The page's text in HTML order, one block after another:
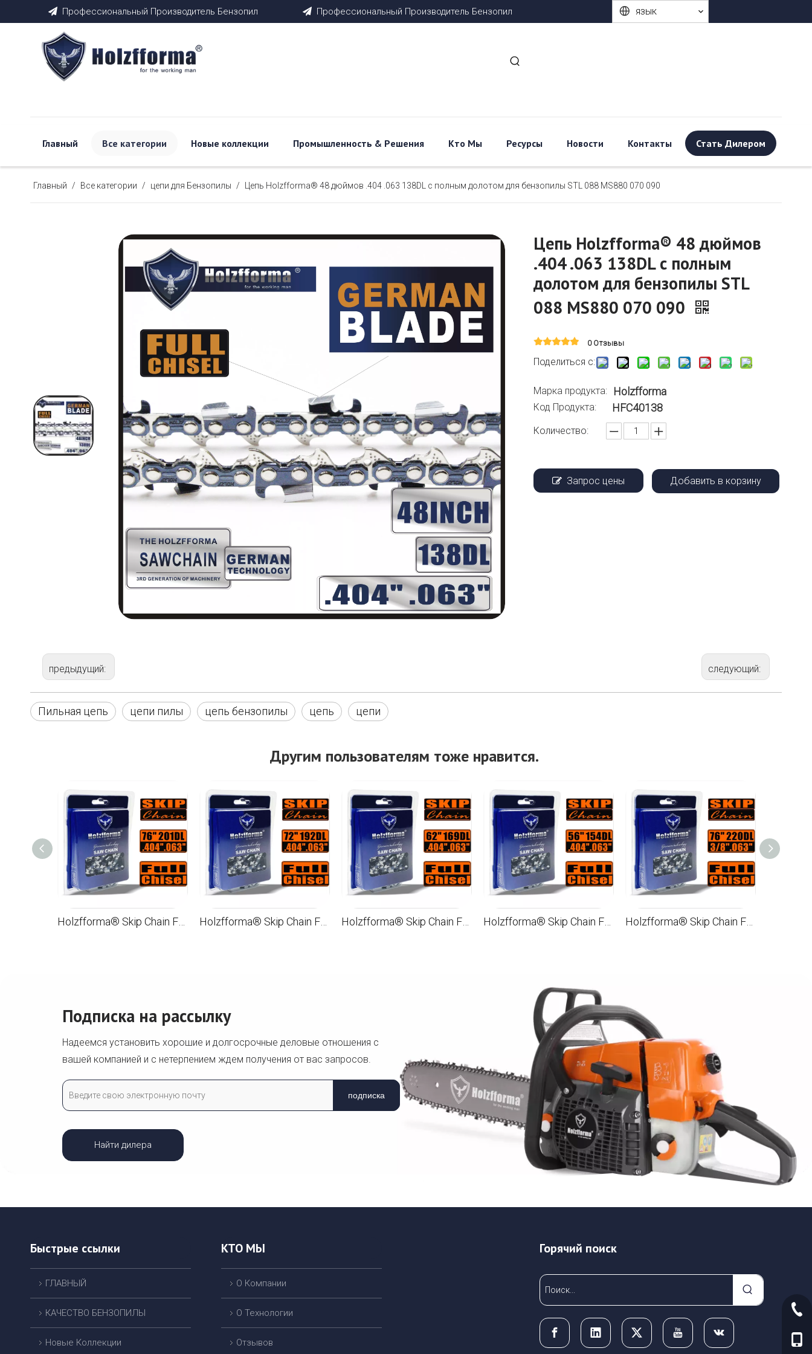
Профессиональный Производитель Бензопил Профессиональный Производитель Бензопил язык
Главный Все категории Новые коллекции Промышленность & Pешения Кто Мы Ресурсы Новости Контакты Стать Дилером
Главный / Все категории / цепи для Бензопилы / Цепь Holzfforma® 48 дюймов .404 .063 138DL с полным долотом для бензопилы STL 088 MS880 070 090
Цепь Holzfforma® 48 дюймов
.404 .063 138DL с полным
долотом для бензопилы STL
088 MS880 070 090
0 Отзывы
Поделиться с:
Марка продукта: Holzfforma
Код Продукта: HFC40138
Количество:
Запрос цены Добавить в корзину
предыдущий: следующий:
Пильная цепь цепи пилы цепь бензопилы цепь цепи
Другим пользователям тоже нравится.
Holzfforma® Skip Chain Full Chisel .404 .063 '' 76 дюймов 201DL цепи для Бензопилы Лезвия и звенья высшего качества Holzfforma® Skip Chain Full Chisel .404 .063 '' 72 дюймов 192DL цепи для Бензопилы Лезвия и звенья высшего качества Holzfforma® Skip Chain Full Chisel .404 .063 '' 62 дюймов 169DL цепи для Бензопилы Лезвия и звенья высшего качества Holzfforma® Skip Chain Full Chisel .404 .063 '' 56 дюймов 154DL цепи для Бензопилы Лезвия и звенья высшего качества Holzfforma® Skip Chain Full Chisel .3/8'' .063'' 76inch 220DL цепи для Бензопилы Высококачественные немецкие лезвия и звенья
Подписка на рассылку
Надеемся установить хорошие и долгосрочные деловые отношения с
вашей компанией и с нетерпением ждем получения от вас запросов.
подписка
Найти дилера
Быстрые ссылки
ГЛАВНЫЙ
КАЧЕСТВО БЕНЗОПИЛЫ
Новые Коллекции
КТО МЫ
О Компании
О Технологии
Отзывов
Горячий поиск
+86-